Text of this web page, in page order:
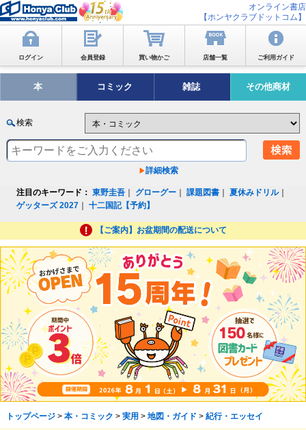
オンライン書店
【ホンヤクラブドットコム】
ログイン 会員登録 買い物かご 店舗一覧 ご利用ガイド
本 コミック 雑誌 その他商材
検索
詳細検索
注目のキーワード： 東野圭吾 グローグー ｜課題図書 ｜夏休みドリル｜
ゲッターズ 2027 ｜十二国記【予約】
【ご案内】お盆期間の配送について
トップページ> 本・コミック > 実用 > 地図・ガイド > 紀行・エッセイ